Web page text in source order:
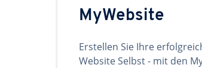
MyWebsite
Erstellen Sie Ihre
Website Selbst - mit den